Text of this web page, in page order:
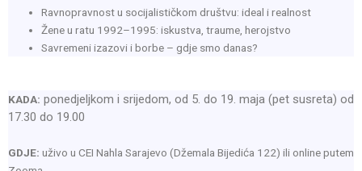
Ravnopravnost u socijalističkom društvu: ideal i realnost
Žene u ratu 1992–1995: iskustva, traume, herojstvo
Savremeni izazovi i borbe – gdje smo danas?
KADA: ponedjeljkom i srijedom, od 5. do 19. maja (pet susreta) od
17.30 do 19.00
GDJE: uživo u CEI Nahla Sarajevo (Džemala Bijedića 122) ili online putem